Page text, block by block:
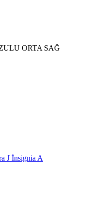
ORTA SAĞ
J İnsignia A